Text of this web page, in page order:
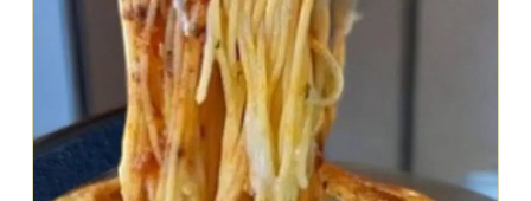
ランチやディナーで人気♪パスタ♪